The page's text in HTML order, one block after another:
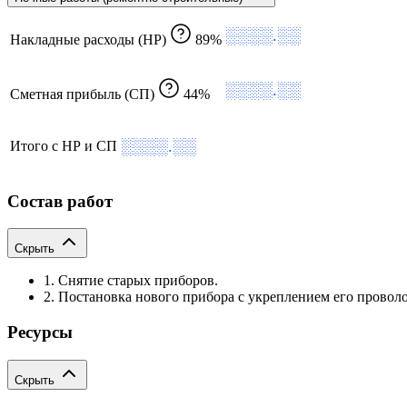
Накладные расходы (НР) 89% ░░░░.░░
Сметная прибыль (СП) 44% ░░░░.░░
Итого с НР и СП ░░░░.░░
Состав работ
Скрыть
1. Снятие старых приборов.
2. Постановка нового прибора с укреплением его
Ресурсы
Скрыть